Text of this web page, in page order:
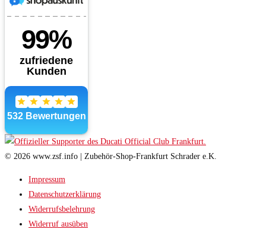
© 2026 www.zsf.info | Zubehör-Shop-Frankfurt Schrader e.K.
Impressum
Datenschutzerklärung
Widerrufsbelehrung
Widerruf ausüben